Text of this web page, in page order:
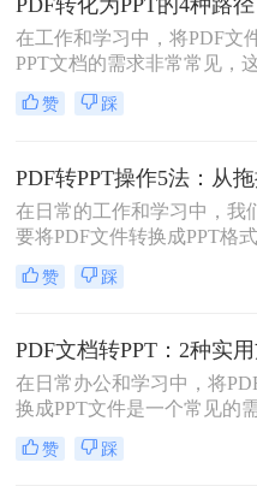
在工作和学习中，将PDF文
PPT文档的需求非常常见，
方便地进行演示和分享。那
转化为ppt呢？本文将介绍四
求选择最合适的方式。
赞 踩
在日常的工作和学习中，我
要将PDF文件转换成PPT格
进行编辑、展示和分享。那
么转换成PPT呢？本文将介
赞 踩
在日常办公和学习中，将
换成PPT文件是一个常见的需
PDF文件因其跨平台性和格
而广受欢迎，但在某些情况
赞 踩